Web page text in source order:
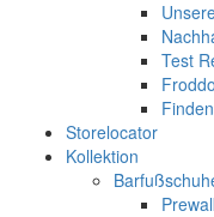
Test
Finden
Storelocator
Kollektion